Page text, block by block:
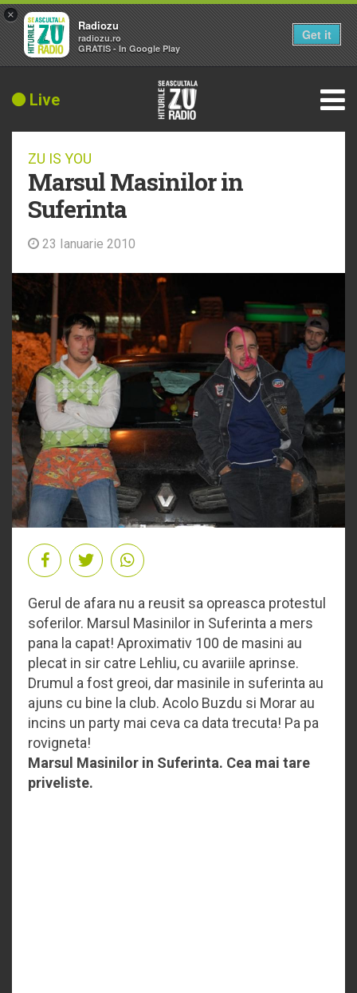
Live
ZU IS YOU
Marsul Masinilor in
Suferinta
23 Ianuarie 2010
Gerul de afara nu a reusit sa opreasca protestul
soferilor. Marsul Masinilor in Suferinta a mers
pana la capat! Aproximativ 100 de masini au
plecat in sir catre Lehliu, cu avariile aprinse.
Drumul a fost greoi, dar masinile in suferinta au
ajuns cu bine la club. Acolo Buzdu si Morar au
incins un party mai ceva ca data trecuta! Pa pa
rovigneta!
Marsul Masinilor in Suferinta. Cea mai tare
priveliste.
×
Radiozu
radiozu.ro
GRATIS - In Google Play
Get it